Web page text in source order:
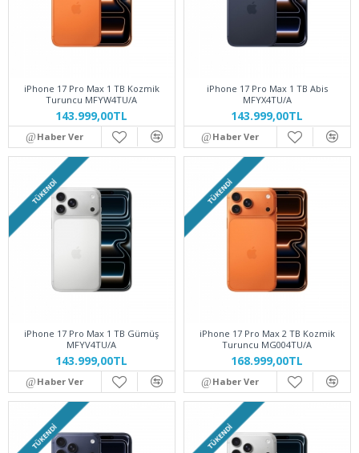
iPhone 17 Pro Max 1 TB Kozmik
Turuncu MFYW4TU/A
143.999,00TL
Haber Ver
iPhone 17 Pro Max 1 TB Abis
MFYX4TU/A
143.999,00TL
Haber Ver
TÜKENDI
iPhone 17 Pro Max 1 TB Gümüş
MFYV4TU/A
143.999,00TL
Haber Ver
TÜKENDI
iPhone 17 Pro Max 2 TB Kozmik
Turuncu MG004TU/A
168.999,00TL
Haber Ver
TÜKENDI TÜKENDI